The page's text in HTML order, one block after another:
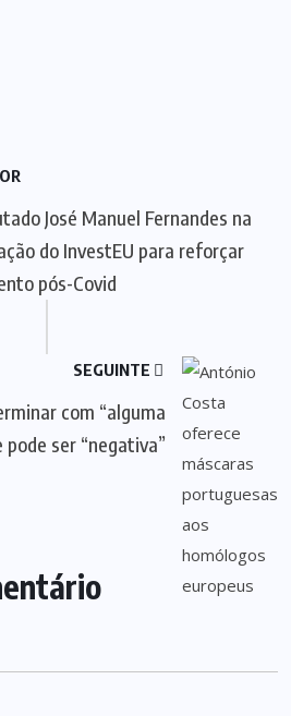
José Manuel Fernandes na
do InvestEU para reforçar
pós-Covid
SEGUINTE
com “alguma
pode ser “negativa”